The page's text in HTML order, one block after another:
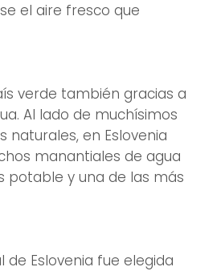
el aire fresco que
verde también gracias a
Al lado de muchísimos
naturales, en Eslovenia
manantiales de agua
potable y una de las más
de Eslovenia fue elegida